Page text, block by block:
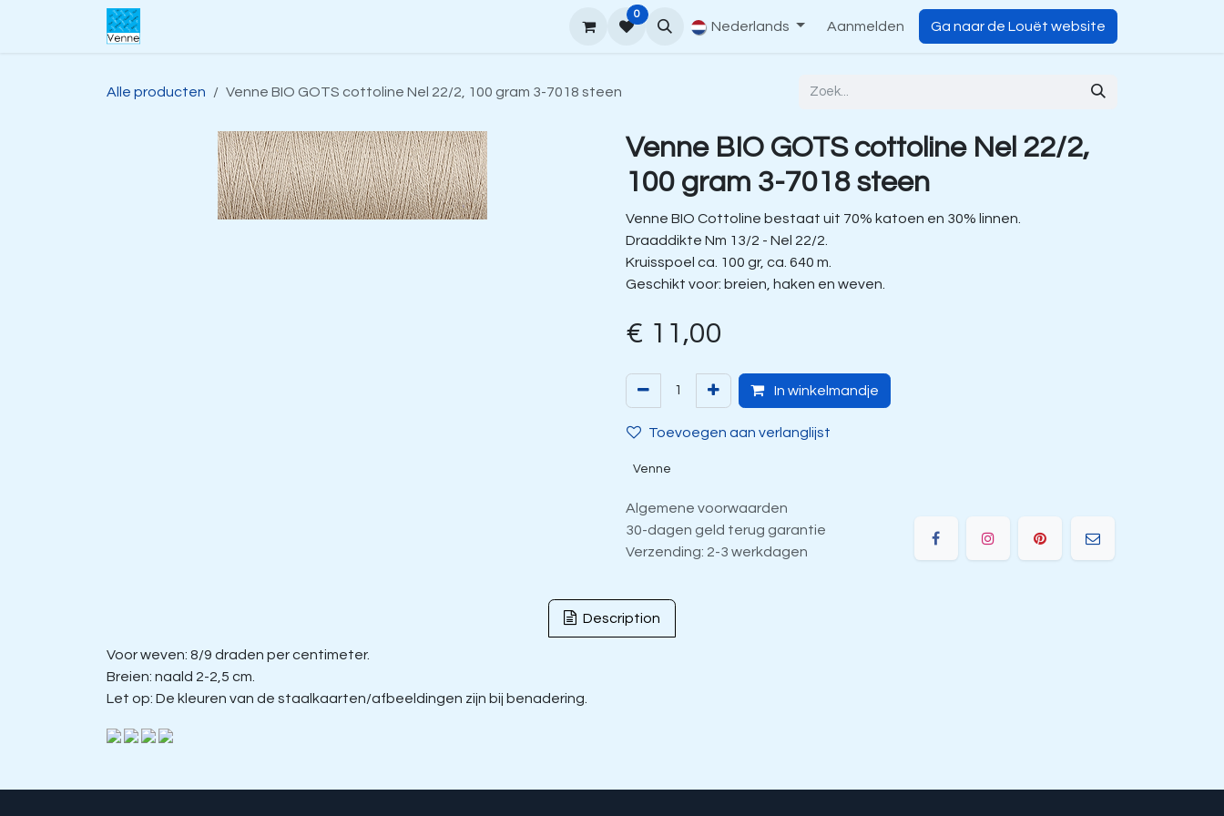
Overslaan naar inhoud
Hoe te bestellen Contact
0
Nederlands Aanmelden Ga naar de Louët website
Alle producten Venne BIO GOTS cottoline Nel 22/2, 100 gram 3-7018 steen
Venne BIO GOTS cottoline Nel 22/2,
100 gram 3-7018 steen
Venne BIO Cottoline bestaat uit 70% katoen en 30% linnen.
Draaddikte Nm 13/2 - Nel 22/2.
Kruisspoel ca. 100 gr, ca. 640 m.
Geschikt voor: breien, haken en weven.
€ 11,00
In winkelmandje
Toevoegen aan verlanglijst
Venne
Algemene voorwaarden
30-dagen geld terug garantie
Verzending: 2-3 werkdagen
Description
Voor weven: 8/9 draden per centimeter.
Breien: naald 2-2,5 cm.
Let op: De kleuren van de staalkaarten/afbeeldingen zijn bij benadering.